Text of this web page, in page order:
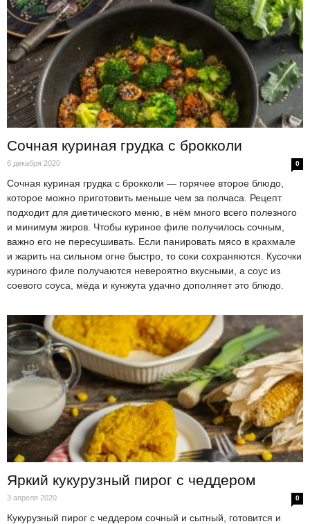
Сочная куриная грудка с брокколи
6 декабря 2020 0
Сочная куриная грудка с брокколи — горячее второе блюдо,
которое можно приготовить меньше чем за полчаса. Рецепт
подходит для диетического меню, в нём много всего полезного
и минимум жиров. Чтобы куриное филе получилось сочным,
важно его не пересушивать. Если панировать мясо в крахмале
и жарить на сильном огне быстро, то соки сохраняются. Кусочки
куриного филе получаются невероятно вкусными, а соус из
соевого соуса, мёда и кунжута удачно дополняет это блюдо.
Яркий кукурузный пирог с чеддером
3 апреля 2020 0
Кукурузный пирог с чеддером сочный и сытный, готовится и